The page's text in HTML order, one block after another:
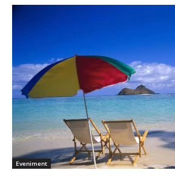
Eveniment